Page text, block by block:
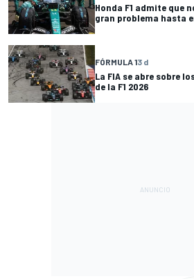
Honda F1 admite que
gran problema hasta
FÓRMULA 13 d
La FIA se abre sobre
de la F1 2026